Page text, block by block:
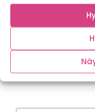
Tilaa